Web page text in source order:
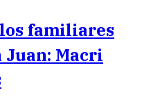
familiares
Juan: Macri